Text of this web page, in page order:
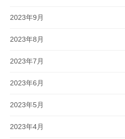
2023年9月
2023年8月
2023年7月
2023年6月
2023年5月
2023年4月